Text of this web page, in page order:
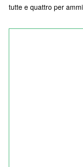
tutte e quattro per